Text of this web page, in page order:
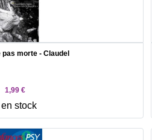
pas morte - Claudel
1,99 €
en stock